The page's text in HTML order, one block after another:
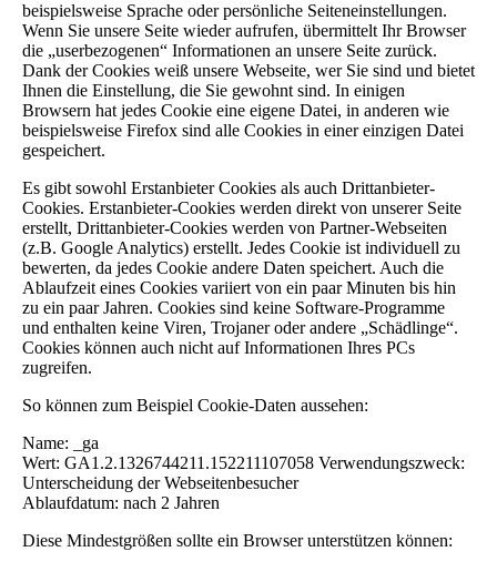
beispielsweise Sprache oder persönliche Seiteneinstellungen.
Wenn Sie unsere Seite wieder aufrufen, übermittelt Ihr Browser
die „userbezogenen“ Informationen an unsere Seite zurück.
Dank der Cookies weiß unsere Webseite, wer Sie sind und bietet
Ihnen die Einstellung, die Sie gewohnt sind. In einigen
Browsern hat jedes Cookie eine eigene Datei, in anderen wie
beispielsweise Firefox sind alle Cookies in einer einzigen Datei
gespeichert.
Es gibt sowohl Erstanbieter Cookies als auch Drittanbieter-
Cookies. Erstanbieter-Cookies werden direkt von unserer Seite
erstellt, Drittanbieter-Cookies werden von Partner-Webseiten
(z.B. Google Analytics) erstellt. Jedes Cookie ist individuell zu
bewerten, da jedes Cookie andere Daten speichert. Auch die
Ablaufzeit eines Cookies variiert von ein paar Minuten bis hin
zu ein paar Jahren. Cookies sind keine Software-Programme
und enthalten keine Viren, Trojaner oder andere „Schädlinge“.
Cookies können auch nicht auf Informationen Ihres PCs
zugreifen.
So können zum Beispiel Cookie-Daten aussehen:
Name: _ga
Wert: GA1.2.1326744211.152211107058 Verwendungszweck:
Unterscheidung der Webseitenbesucher
Ablaufdatum: nach 2 Jahren
Diese Mindestgrößen sollte ein Browser unterstützen können: